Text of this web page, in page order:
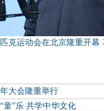
克运动会在北京隆重开
大会隆重举行
童”乐 共学中华文化